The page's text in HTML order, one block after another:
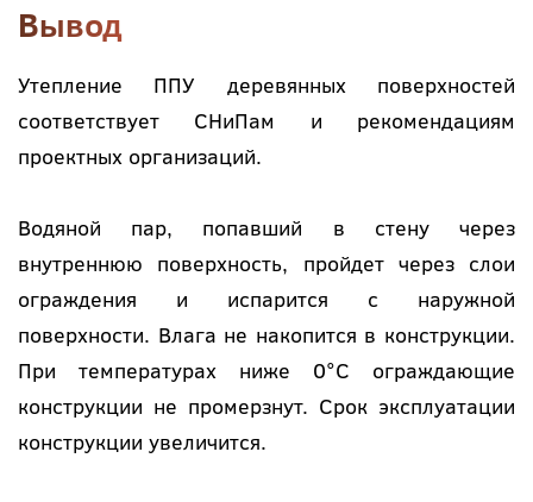
Вывод
Утепление ППУ деревянных поверхностей
соответствует СНиПам и рекомендациям
проектных организаций.
Водяной пар, попавший в стену через
внутреннюю поверхность, пройдет через слои
ограждения и испарится с наружной
поверхности. Влага не накопится в конструкции.
При температурах ниже 0°С ограждающие
конструкции не промерзнут. Срок эксплуатации
конструкции увеличится.